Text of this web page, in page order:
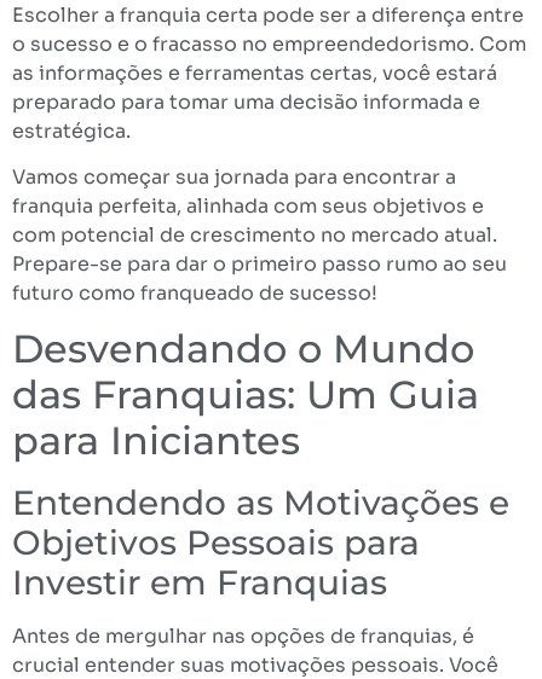
Escolher a franquia certa pode ser a diferença entre
o sucesso e o fracasso no empreendedorismo. Com
as informações e ferramentas certas, você estará
preparado para tomar uma decisão informada e
estratégica.
Vamos começar sua jornada para encontrar a
franquia perfeita, alinhada com seus objetivos e
com potencial de crescimento no mercado atual.
Prepare-se para dar o primeiro passo rumo ao seu
futuro como franqueado de sucesso!
Desvendando o Mundo
das Franquias: Um Guia
para Iniciantes
Entendendo as Motivações e
Objetivos Pessoais para
Investir em Franquias
Antes de mergulhar nas opções de franquias, é
crucial entender suas motivações pessoais. Você